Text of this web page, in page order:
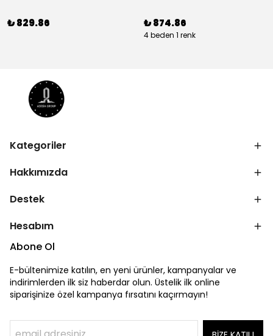
₺ 829.86 ₺ 874.86
4 beden 1 renk
Kategoriler
Hakkımızda
Destek
Hesabım
Abone Ol
E-bültenimize katılın, en yeni ürünler, kampanyalar ve
indirimlerden ilk siz haberdar olun. Üstelik ilk online
siparişinize özel kampanya fırsatını kaçırmayın!